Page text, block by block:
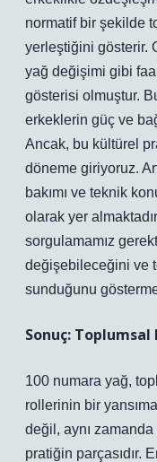
normatif bir şekilde
yerleştiğini gösterir.
yağ değişimi gibi
gösterisi olmuştur.
erkeklerin güç ve
Ancak, bu kültürel
döneme giriyoruz.
bakımı ve teknik
olarak yer
sorgulamamız
değişebileceğini ve
sunduğunu
Sonuç:
100 numara yağ,
rollerinin bir
değil, aynı
pratiğin parçasıdır.